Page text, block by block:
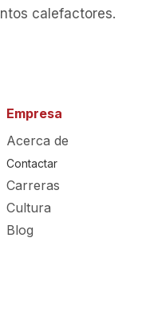
calefactores.
Empresa
Acerca de
Contactar
Carreras
Cultura
Blog